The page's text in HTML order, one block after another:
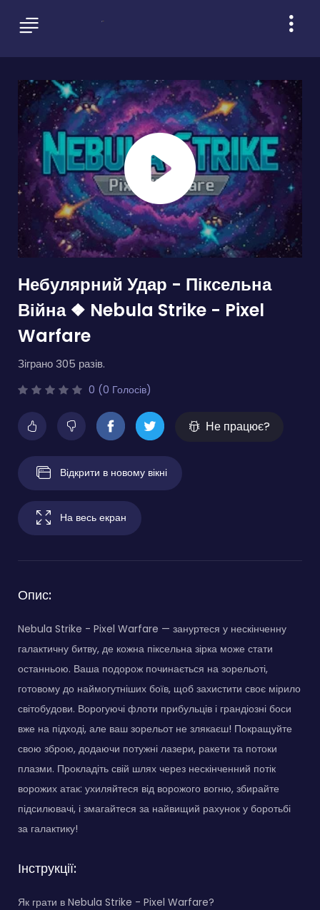
Небулярний Удар - Піксельна
Війна ❖ Nebula Strike - Pixel
Warfare
Зіграно 305 разів.
0 (0 Голосів)
Не працює?
Відкрити в новому вікні
На весь екран
Опис:
Nebula Strike - Pixel Warfare — зануртеся у нескінченну
галактичну битву, де кожна піксельна зірка може стати
останньою. Ваша подорож починається на зорельоті,
готовому до наймогутніших боїв, щоб захистити своє мірило
світобудови. Ворогуючі флоти прибульців і грандіозні боси
вже на підході, але ваш зорельот не злякаєш! Покращуйте
свою зброю, додаючи потужні лазери, ракети та потоки
плазми. Прокладіть свій шлях через нескінченний потік
ворожих атак: ухиляйтеся від ворожого вогню, збирайте
підсилювачі, і змагайтеся за найвищий рахунок у боротьбі
за галактику!
Інструкції:
Як грати в Nebula Strike - Pixel Warfare?